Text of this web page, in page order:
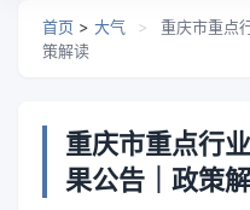
首页 > 大气 >
重庆市重点
策解读
重庆市重点行
果公告｜政策